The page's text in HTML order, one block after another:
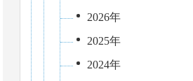
2026年
2025年
2024年